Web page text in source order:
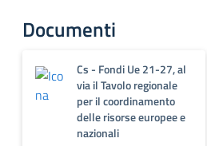
Documenti
Cs - Fondi Ue 21-27, al
via il Tavolo regionale
per il coordinamento
delle risorse europee e
nazionali